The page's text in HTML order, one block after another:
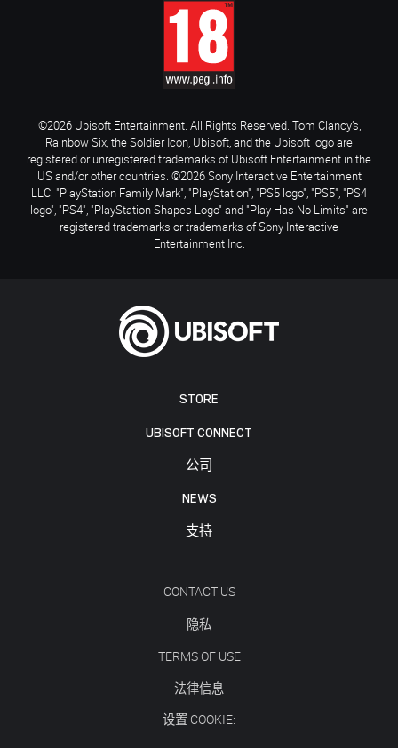
STORE
UBISOFT CONNECT
公司
NEWS
支持
CONTACT US
隐私
TERMS OF USE
法律信息
设置 COOKIE:
©2026 Ubisoft Entertainment. All Rights Reserved. Tom Clancy’s,
Rainbow Six, the Soldier Icon, Ubisoft, and the Ubisoft logo are
registered or unregistered trademarks of Ubisoft Entertainment in the
US and/or other countries. ©2026 Sony Interactive Entertainment
LLC. "PlayStation Family Mark", "PlayStation", "PS5 logo", "PS5", "PS4
logo", "PS4", "PlayStation Shapes Logo" and "Play Has No Limits" are
registered trademarks or trademarks of Sony Interactive
Entertainment Inc.